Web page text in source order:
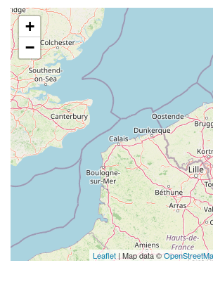
+
−
Leaflet | Map data ©